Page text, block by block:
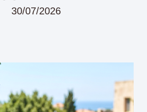
30/07/2026